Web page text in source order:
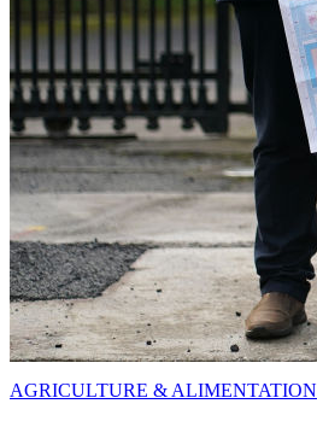
AGRICULTURE & ALIMENTATION